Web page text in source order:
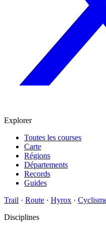
Explorer
Toutes les courses
Carte
Régions
Départements
Records
Guides
Trail · Route · Hyrox ·
Disciplines